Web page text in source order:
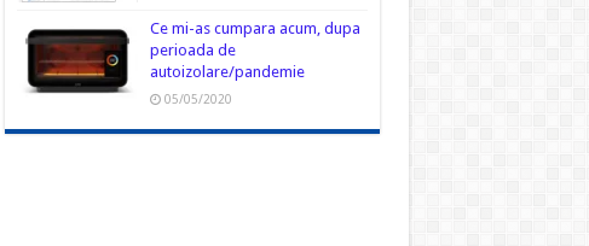
Ce mi-as cumpara acum, dupa
perioada de
autoizolare/pandemie
05/05/2020